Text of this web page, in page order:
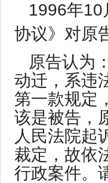
1996年10
协议》对原
原告认为
动迁，系违
第一款规定
该是被告，
人民法院起
裁定，故依
行政案件。